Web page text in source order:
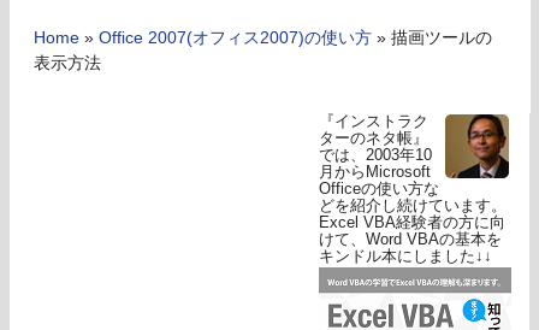
Home » Office 2007(オフィス2007)の使い方 » 描画ツールの
表示方法
『インストラク
ターのネタ帳』
では、2003年10
月からMicrosoft
Officeの使い方な
どを紹介し続けています。
Excel VBA経験者の方に向
けて、Word VBAの基本を
キンドル本にしました↓↓